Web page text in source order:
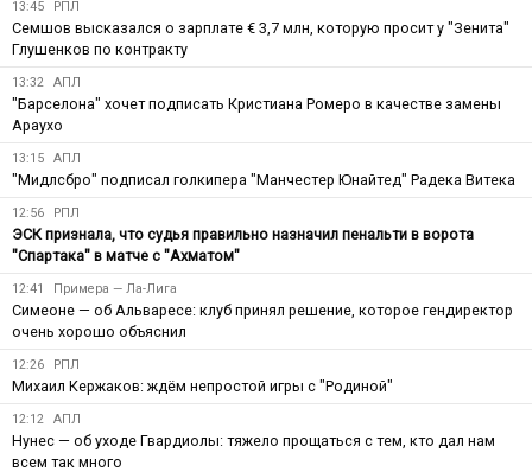
13:45 РПЛ
Семшов высказался о зарплате € 3,7 млн, которую просит у "Зенита"
Глушенков по контракту
13:32 АПЛ
"Барселона" хочет подписать Кристиана Ромеро в качестве замены
Араухо
13:15 АПЛ
"Мидлсбро" подписал голкипера "Манчестер Юнайтед" Радека Витека
12:56 РПЛ
ЭСК признала, что судья правильно назначил пенальти в ворота
"Спартака" в матче с "Ахматом"
12:41 Примера — Ла-Лига
Симеоне — об Альваресе: клуб принял решение, которое гендиректор
очень хорошо объяснил
12:26 РПЛ
Михаил Кержаков: ждём непростой игры с "Родиной"
12:12 АПЛ
Нунес — об уходе Гвардиолы: тяжело прощаться с тем, кто дал нам
всем так много